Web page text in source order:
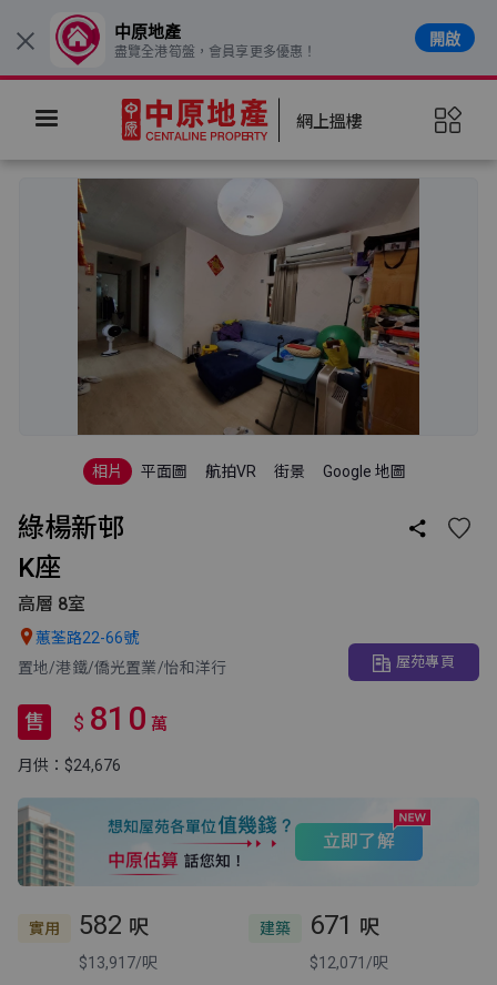
網上搵樓
相片 平面圖 航拍VR 街景 Google 地圖
綠楊新邨 
K座
高層 8室
蕙荃路22-66號
置地/港鐵/僑光置業/怡和洋行
屋苑專頁
售 $ 810 萬
月供：$24,676
立即了解
實用 582 呎
$13,917/呎
建築 671 呎
$12,071/呎
× 中原地產
盡覽全港筍盤，會員享更多優惠！
開啟